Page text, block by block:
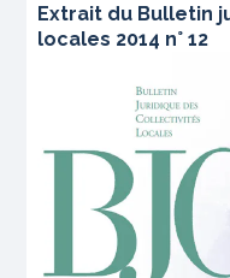
Extrait du Bulletin
locales 2014 n° 12